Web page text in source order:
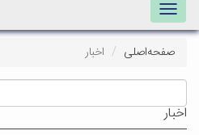
Toggle navigation
صفحه‌اصلی اخبار
اخبار